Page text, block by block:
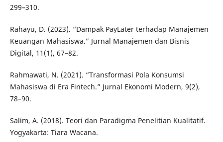
299–310.
Rahayu, D. (2023). “Dampak PayLater terhadap Manajemen
Keuangan Mahasiswa.” Jurnal Manajemen dan Bisnis
Digital, 11(1), 67–82.
Rahmawati, N. (2021). “Transformasi Pola Konsumsi
Mahasiswa di Era Fintech.” Jurnal Ekonomi Modern, 9(2),
78–90.
Salim, A. (2018). Teori dan Paradigma Penelitian Kualitatif.
Yogyakarta: Tiara Wacana.